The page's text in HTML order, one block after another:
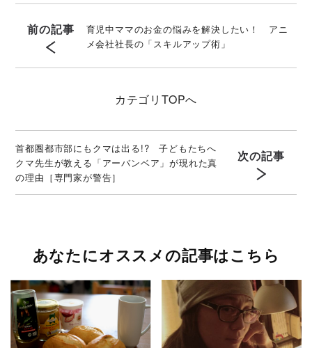
前の記事
育児中ママのお金の悩みを解決したい！ アニ
メ会社社長の「スキルアップ術」
カテゴリ TOPへ
首都圏都市部にもクマは出る!? 子どもたちへ
クマ先生が教える「アーバンベア」が現れた真
の理由［専門家が警告］
次の記事
あなたにオススメの記事はこちら